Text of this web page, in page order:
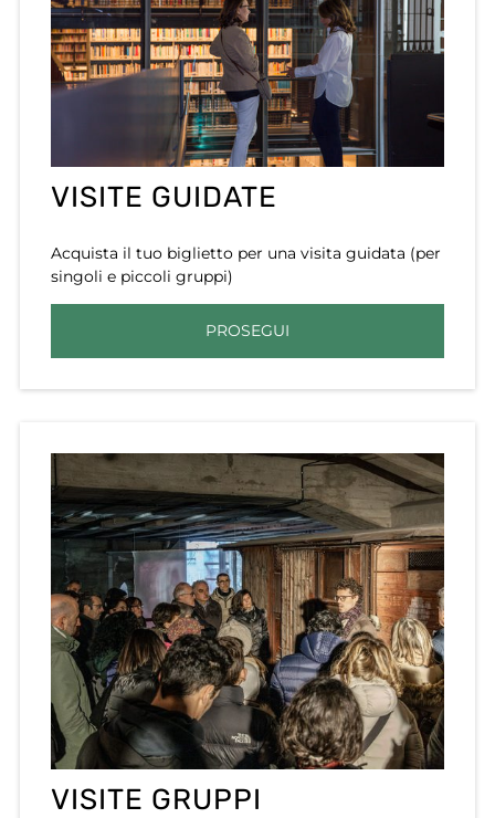
VISITE GUIDATE
Acquista il tuo biglietto per una visita guidata (per
singoli e piccoli gruppi)
PROSEGUI
VISITE GRUPPI